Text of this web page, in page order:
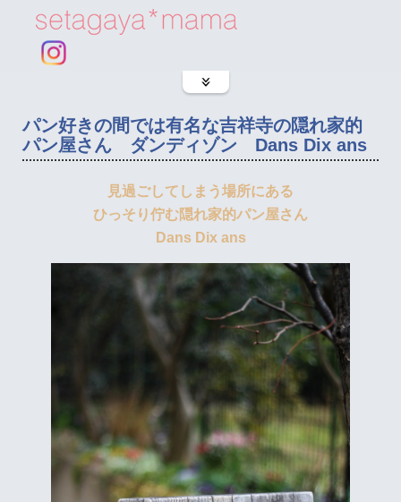
パン好きの間では有名な吉祥寺の隠れ家的
パン屋さん ダンディゾン Dans Dix ans
見過ごしてしまう場所にある
ひっそり佇む隠れ家的パン屋さん
Dans Dix ans